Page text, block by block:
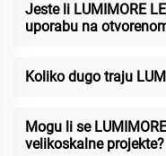
Jeste li LUMIMORE
uporabu na
Koliko dugo traju
Mogu li se
velikoskalne projekte?